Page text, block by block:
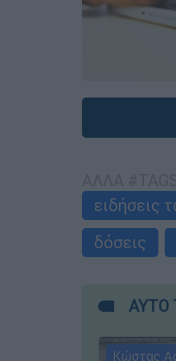
ειδήσεις
δόσεις
ΑΥΤΟ
Κώστας